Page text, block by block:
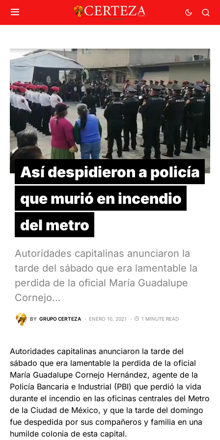
Así despidieron a policía
que murió en incendio
del metro
Autoridades capitalinas anunciaron la
tarde del sábado que era lamentable la
perdida de la oficial María Guadalupe
Cornejo…
BY GRUPO CERTEZA ENERO 10, 2021 1 MINUTE READ
Autoridades capitalinas anunciaron la tarde del
sábado que era lamentable la perdida de la oficial
María Guadalupe Cornejo Hernández, agente de la
Policía Bancaria e Industrial (PBI) que perdió la vida
durante el incendio en las oficinas centrales del Metro
de la Ciudad de México, y que la tarde del domingo
fue despedida por sus compañeros y familia en una
humilde colonia de esta capital.